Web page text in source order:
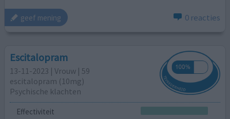
geef mening 0 reacties
Escitalopram
13-11-2023 | Vrouw | 59
escitalopram (10mg)
Psychische klachten
Effectiviteit